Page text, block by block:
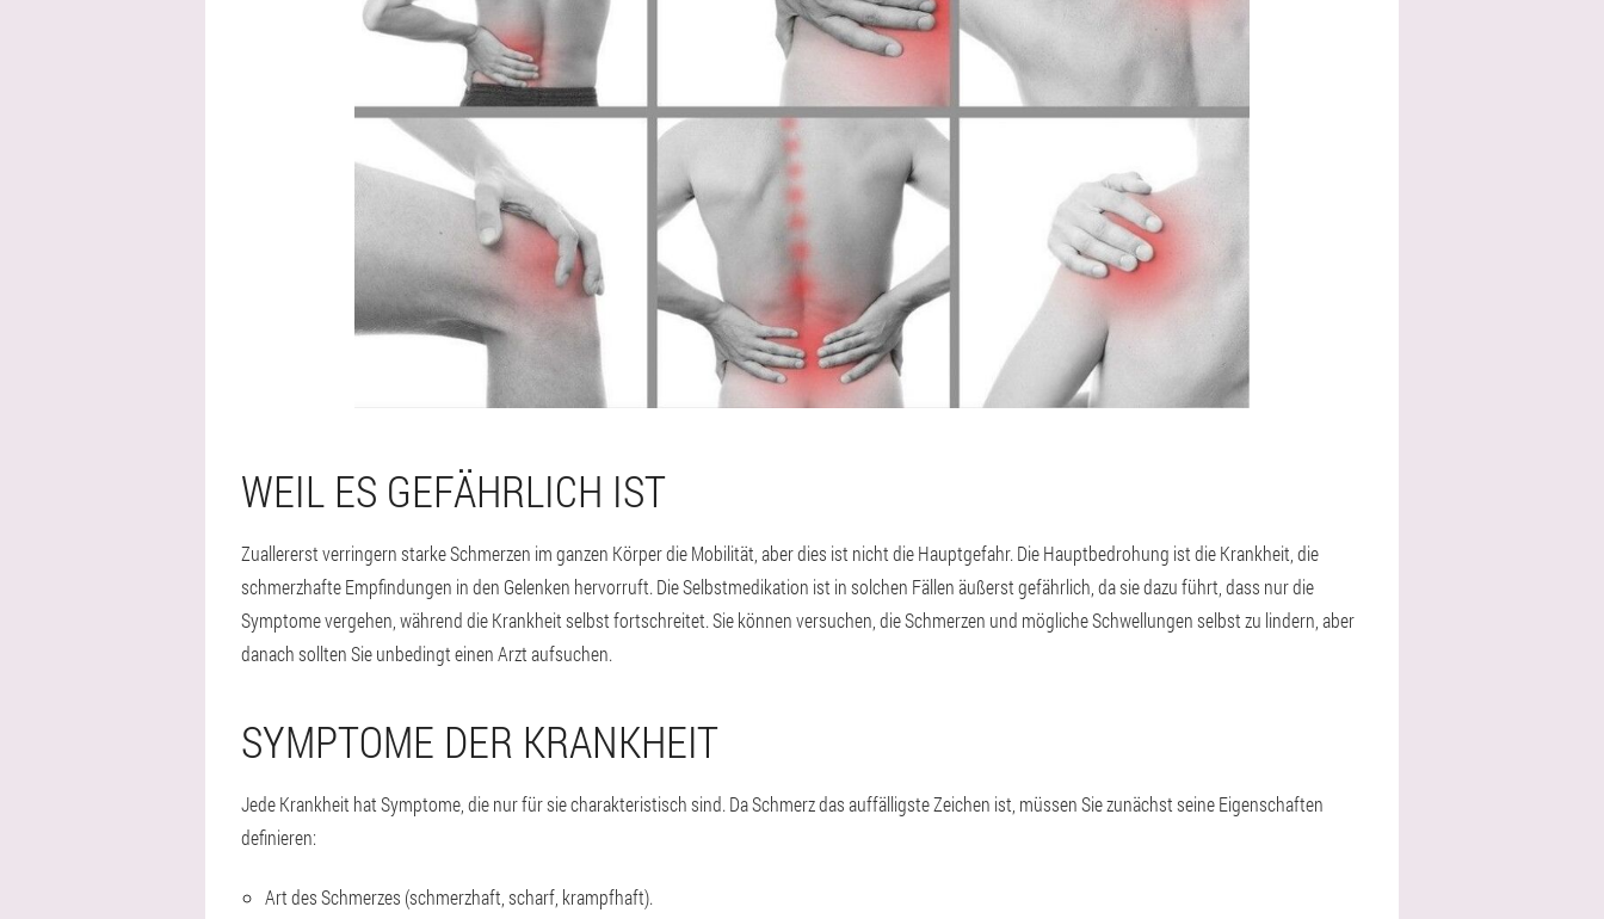
WEIL ES GEFÄHRLICH IST
Zuallererst verringern starke Schmerzen im ganzen Körper die Mobilität, aber dies ist nicht die Hauptgefahr. Die Hauptbedrohung ist die Krankheit, die
schmerzhafte Empfindungen in den Gelenken hervorruft. Die Selbstmedikation ist in solchen Fällen äußerst gefährlich, da sie dazu führt, dass nur die
Symptome vergehen, während die Krankheit selbst fortschreitet. Sie können versuchen, die Schmerzen und mögliche Schwellungen selbst zu lindern, aber
danach sollten Sie unbedingt einen Arzt aufsuchen.
SYMPTOME DER KRANKHEIT
Jede Krankheit hat Symptome, die nur für sie charakteristisch sind. Da Schmerz das auffälligste Zeichen ist, müssen Sie zunächst seine Eigenschaften
definieren:
Art des Schmerzes (schmerzhaft, scharf, krampfhaft).